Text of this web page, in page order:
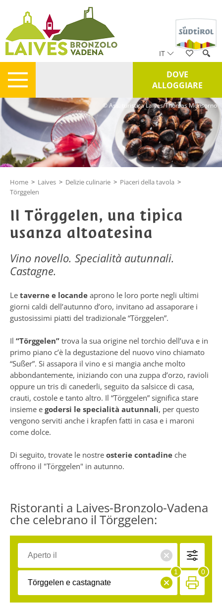
IT
DOVE
ALLOGGIARE
© Ass. turistica Laives/Thomas Monsorno
Home > Laives > Delizie culinarie > Piaceri della tavola >
Törggelen
Il Törggelen, una tipica
usanza altoatesina
Vino novello. Specialità autunnali.
Castagne.
Le taverne e locande aprono le loro porte negli ultimi
giorni caldi dell’autunno d’oro, invitano ad assaporare i
gustosissimi piatti del tradizionale “Törggelen”.
Il “Törggelen” trova la sua origine nel torchio dell’uva e in
primo piano c’è la degustazione del nuovo vino chiamato
“Sußer”. Si assapora il vino e si mangia anche molto
abbondantemente, iniziando con una zuppa d’orzo, ravioli
oppure un tris di canederli, seguito da salsicce di casa,
crauti, costole e tanto altro. Il “Törggelen” significa stare
insieme e godersi le specialità autunnali, per questo
vengono serviti anche i krapfen fatti in casa e i maroni
come dolce.
Di seguito, trovate le nostre osterie contadine che
offrono il "Törggelen" in autunno.
Ristoranti a Laives-Bronzolo-Vadena
che celebrano il Törggelen: